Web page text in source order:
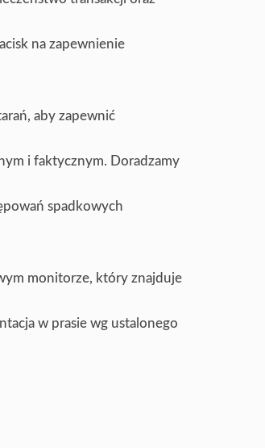
na zapewnienie
aby zapewnić
i faktycznym. Doradzamy
spadkowych
monitorze, który znajduje
w prasie wg ustalonego